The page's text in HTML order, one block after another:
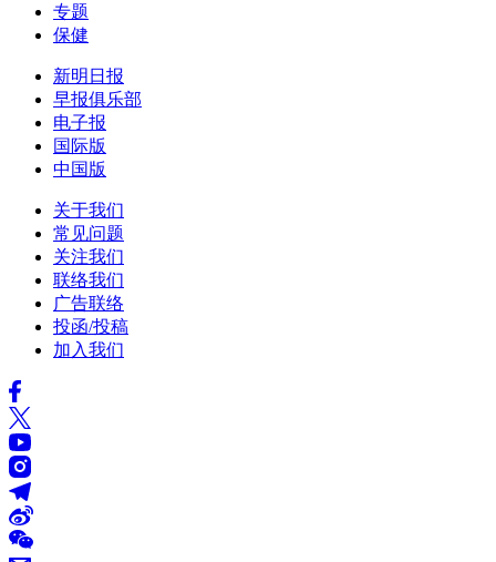
专题
保健
新明日报
早报俱乐部
电子报
国际版
中国版
关于我们
常见问题
关注我们
联络我们
广告联络
投函/投稿
加入我们